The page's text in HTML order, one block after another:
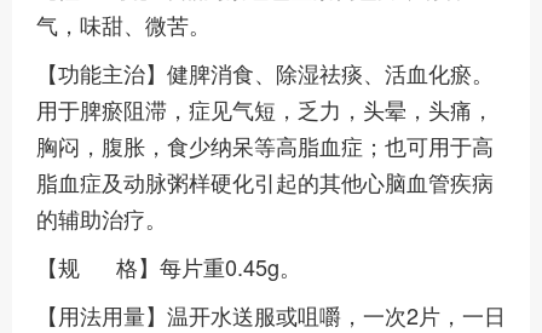
气，味甜、微苦。
【功能主治】健脾消食、除湿祛痰、活血化瘀。
用于脾瘀阻滞，症见气短，乏力，头晕，头痛，
胸闷，腹胀，食少纳呆等高脂血症；也可用于高
脂血症及动脉粥样硬化引起的其他心脑血管疾病
的辅助治疗。
【规 格】每片重0.45g。
【用法用量】温开水送服或咀嚼，一次2片，一日